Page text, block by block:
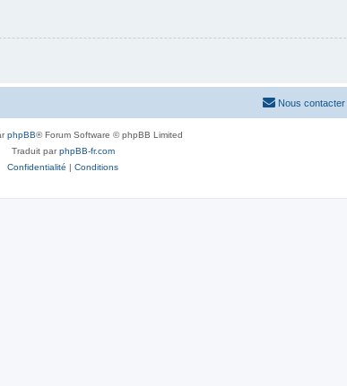
Nous contacter
phpBB® Forum Software © phpBB Limited
Traduit parphpBB-fr.com
Confidentialité | Conditions